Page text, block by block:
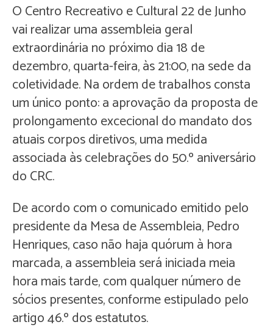
O Centro Recreativo e Cultural 22 de Junho
vai realizar uma assembleia geral
extraordinária no próximo dia 18 de
dezembro, quarta-feira, às 21:00, na sede da
coletividade. Na ordem de trabalhos consta
um único ponto: a aprovação da proposta de
prolongamento excecional do mandato dos
atuais corpos diretivos, uma medida
associada às celebrações do 50.º aniversário
do CRC.
De acordo com o comunicado emitido pelo
presidente da Mesa de Assembleia, Pedro
Henriques, caso não haja quórum à hora
marcada, a assembleia será iniciada meia
hora mais tarde, com qualquer número de
sócios presentes, conforme estipulado pelo
artigo 46.º dos estatutos.